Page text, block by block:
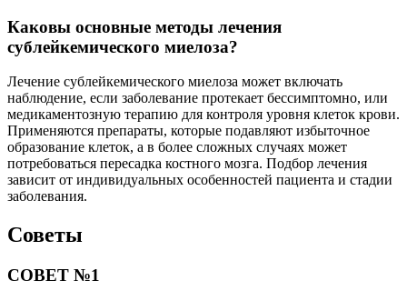
Каковы основные методы лечения
сублейкемического миелоза?
Лечение сублейкемического миелоза может включать
наблюдение, если заболевание протекает бессимптомно, или
медикаментозную терапию для контроля уровня клеток крови.
Применяются препараты, которые подавляют избыточное
образование клеток, а в более сложных случаях может
потребоваться пересадка костного мозга. Подбор лечения
зависит от индивидуальных особенностей пациента и стадии
заболевания.
Советы
СОВЕТ №1